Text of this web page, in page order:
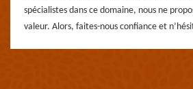
spécialistes dans ce domaine, nous ne
valeur. Alors, faites-nous confiance et